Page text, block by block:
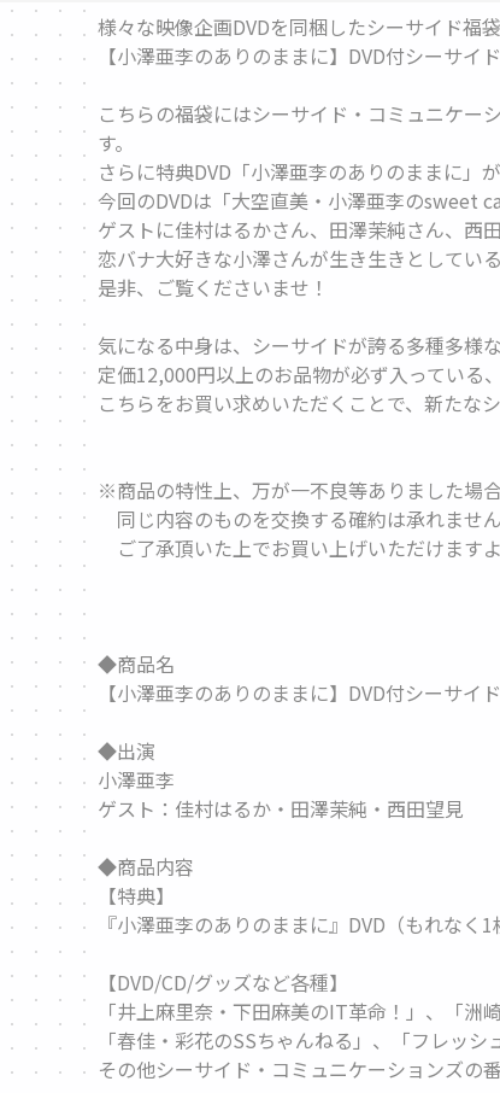
様々な映像企画DVDを同梱したシーサイド福
【小澤亜李のありのままに】DVD付シーサイ
こちらの福袋にはシーサイド・コミュニケー
す。
さらに特典DVD「小澤亜李のありのままに」
今回のDVDは「大空直美・小澤亜李のsweet
ゲストに佳村はるかさん、田澤茉純さん、西
恋バナ大好きな小澤さんが生き生きとしてい
是非、ご覧くださいませ！
気になる中身は、シーサイドが誇る多種多様
定価12,000円以上のお品物が必ず入っている
こちらをお買い求めいただくことで、新た
※商品の特性上、万が一不良等ありました場
同じ内容のものを交換する確約は承れません
ご了承頂いた上でお買い上げいただけますよ
◆商品名
【小澤亜李のありのままに】DVD付シーサイ
◆出演
小澤亜李
ゲスト：佳村はるか・田澤茉純・西田望見
◆商品内容
【特典】
『小澤亜李のありのままに』DVD（もれなく1
【DVD/CD/グッズなど各種】
「井上麻里奈・下田麻美のIT革命！」、「洲
「春佳・彩花のSSちゃんねる」、「フレッ
その他シーサイド・コミュニケーションズの